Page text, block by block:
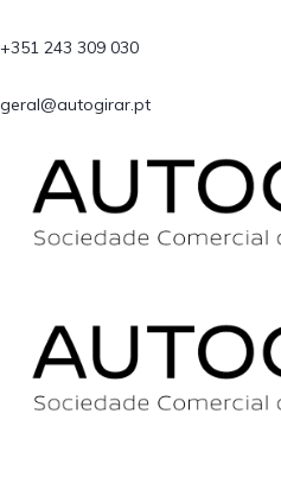
+351 243 309 030
geral@autogirar.pt